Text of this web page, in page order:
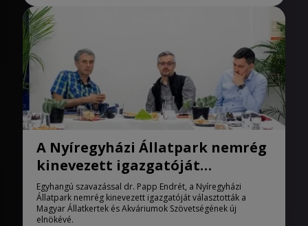
A Nyíregyházi Állatpark nemrég
kinevezett igazgatóját
választották a Magyar
Állatkertek és Akvárium
Egyhangú szavazással dr. Papp Endrét, a Nyíregyházi
Állatpark nemrég kinevezett igazgatóját választották a
Magyar Állatkertek és Akváriumok Szövetségének új
elnökévé.